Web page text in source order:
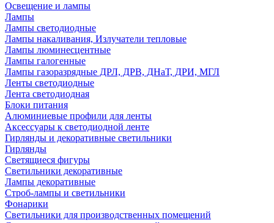
Освещение и лампы
Лампы
Лампы светодиодные
Лампы накаливания, Излучатели тепловые
Лампы люминесцентные
Лампы галогенные
Лампы газоразрядные ДРЛ, ДРВ, ДНаТ, ДРИ, МГЛ
Ленты светодиодные
Лента светодиодная
Блоки питания
Алюминиевые профили для ленты
Аксессуары к светодиодной ленте
Гирлянды и декоративные светильники
Гирлянды
Светящиеся фигуры
Светильники декоративные
Лампы декоративные
Строб-лампы и светильники
Фонарики
Светильники для производственных помещений